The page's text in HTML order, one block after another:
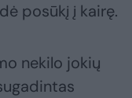
posūkį į kairę.
nekilo jokių